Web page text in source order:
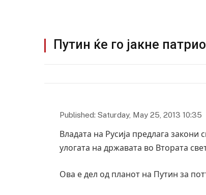
Путин ќе го јакне
Published: Saturday, May 25, 2013 10:35
Владата на Русија предлага закони
улогата на државата во Втората
Ова е дел од планот на Путин за